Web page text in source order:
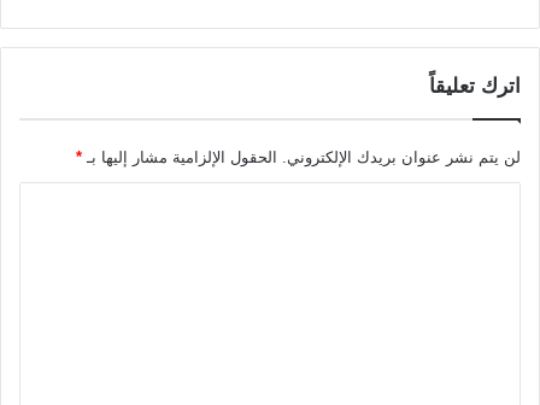
اترك تعليقاً
لن يتم نشر عنوان بريدك الإلكتروني. الحقول الإلزامية مشار إليها بـ *